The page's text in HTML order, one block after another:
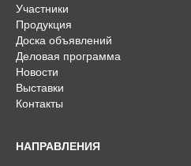
Участники
Продукция
Доска объявлений
Деловая программа
Новости
Выставки
Контакты
НАПРАВЛЕНИЯ